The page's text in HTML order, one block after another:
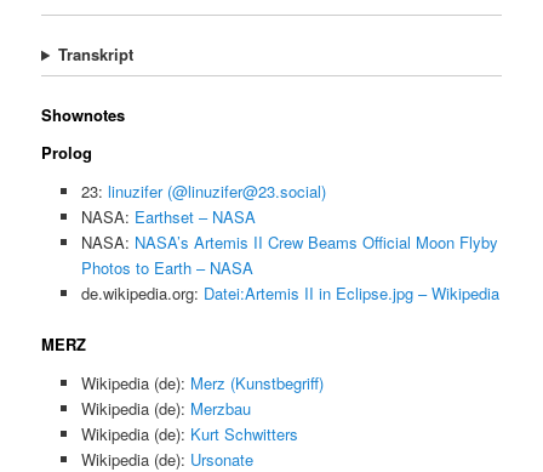
Transkript
Shownotes
Prolog
23: linuzifer (@linuzifer@23.social)
NASA: Earthset – NASA
NASA: NASA’s Artemis II Crew Beams Official Moon Flyby
Photos to Earth – NASA
de.wikipedia.org: Datei:Artemis II in Eclipse.jpg – Wikipedia
MERZ
Wikipedia (de): Merz (Kunstbegriff)
Wikipedia (de): Merzbau
Wikipedia (de): Kurt Schwitters
Wikipedia (de): Ursonate